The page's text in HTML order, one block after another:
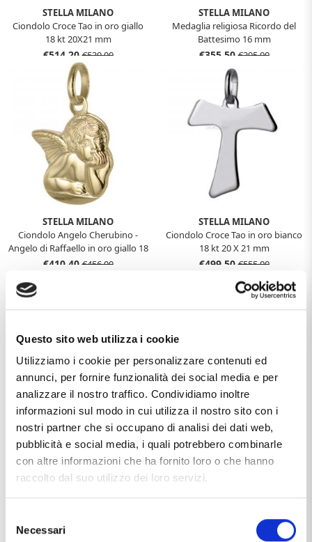
Questo sito web utilizza i cookie
Utilizziamo i cookie per personalizzare contenuti ed
annunci, per fornire funzionalità dei social media e per
analizzare il nostro traffico. Condividiamo inoltre
informazioni sul modo in cui utilizza il nostro sito con i
nostri partner che si occupano di analisi dei dati web,
pubblicità e social media, i quali potrebbero combinarle
con altre informazioni che ha fornito loro o che hanno
raccolto dal suo utilizzo dei loro servizi.
delNecessari
STELLA MILANO
Ciondolo Croce Tao in oro giallo
18 kt 20X21 mm
€514,20€530,00
STELLA MILANO
Medaglia religiosa Ricordo del
Battesimo 16 mm
€355,50€395,00
STELLA MILANO
Ciondolo Angelo Cherubino -
Angelo di Raffaello in oro giallo 18
kt
€410,40€456,00
STELLA MILANO
Ciondolo Croce Tao in oro bianco
18 kt 20 X 21 mm
€499,50€555,00
STELLA MILANO
Medaglia Ricordo del Battesimo in
oro giallo 18 kt
€365,40€406,00
MEDAGLIE RELIGIOSE
Medaglia Madonna Miracolosa
Mini in oro giallo
€181,80